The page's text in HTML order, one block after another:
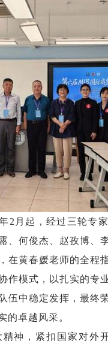
2月起，经过三轮专
、何俊杰、赵孜博、
在黄春媛老师的全程
作模式，以扎实的专
伍中稳定发挥，最终
的卓越风采。
神，紧扣国家对外